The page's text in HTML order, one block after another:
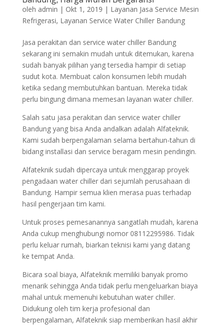
oleh admin | Okt 1, 2019 | Layanan Jasa Service Mesin
Refrigerasi, Layanan Service Water Chiller Bandung
Jasa perakitan dan service water chiller Bandung
sekarang ini semakin mudah untuk ditemukan, karena
sudah banyak pilihan yang tersedia hampir di setiap
sudut kota. Membuat calon konsumen lebih mudah
ketika sedang membutuhkan bantuan. Mereka tidak
perlu bingung dimana memesan layanan water chiller.
Salah satu jasa perakitan dan service water chiller
Bandung yang bisa Anda andalkan adalah Alfateknik.
Kami sudah berpengalaman selama bertahun-tahun di
bidang installasi dan service beragam mesin pendingin.
Alfateknik sudah dipercaya untuk menggarap proyek
pengadaan water chiller dari sejumlah perusahaan di
Bandung. Hampir semua klien merasa puas terhadap
hasil pengerjaan tim kami.
Untuk proses pemesanannya sangatlah mudah, karena
Anda cukup menghubungi nomor 08112295986. Tidak
perlu keluar rumah, biarkan teknisi kami yang datang
ke tempat Anda.
Bicara soal biaya, Alfateknik memiliki banyak promo
menarik sehingga Anda tidak perlu mengeluarkan biaya
mahal untuk memenuhi kebutuhan water chiller.
Didukung oleh tim kerja profesional dan
berpengalaman, Alfateknik siap memberikan hasil akhir